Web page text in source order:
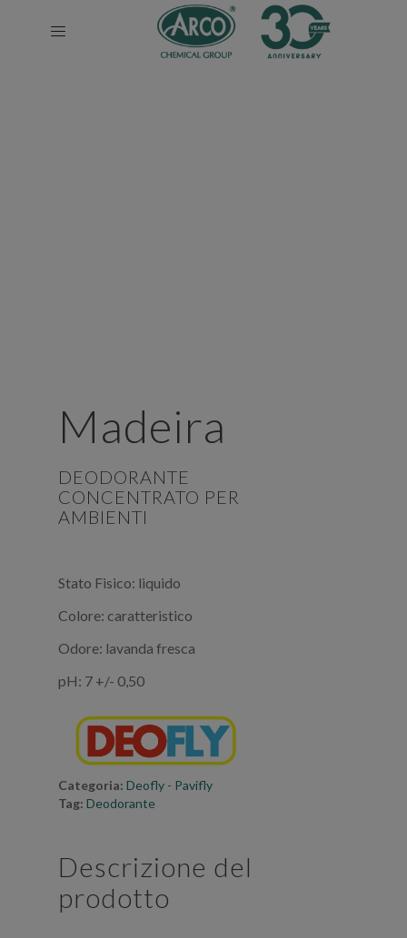
Madeira
DEODORANTE
CONCENTRATO PER
AMBIENTI
Stato Fisico: liquido
Colore: caratteristico
Odore: lavanda fresca
pH: 7 +/- 0,50
Categoria:Deofly - Pavifly
Tag:Deodorante
Descrizione del
prodotto